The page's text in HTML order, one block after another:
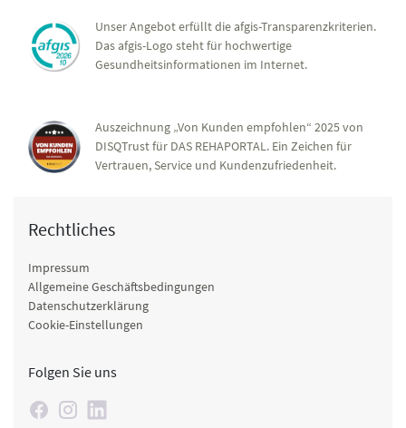
Unser Angebot erfüllt die afgis-Transparenzkriterien.
Das afgis-Logo steht für hochwertige
Gesundheitsinformationen im Internet.
Auszeichnung „Von Kunden empfohlen“ 2025 von
DISQTrust für DAS REHAPORTAL. Ein Zeichen für
Vertrauen, Service und Kundenzufriedenheit.
Rechtliches
Impressum
Allgemeine Geschäftsbedingungen
Datenschutzerklärung
Cookie-Einstellungen
Folgen Sie uns